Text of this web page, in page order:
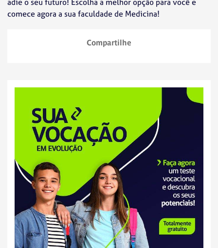
comece agora a sua faculdade de Medicina!
Compartilhe